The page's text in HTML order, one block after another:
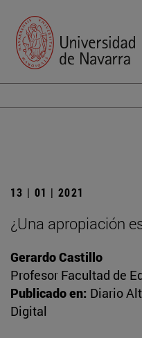
13 | 01 | 2021
¿Una apropiación
Gerardo Castillo
Profesor Facultad de
Publicado en: Diario
Digital